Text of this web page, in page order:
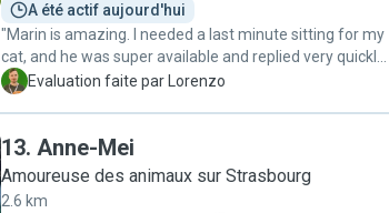
A été actif aujourd'hui
"Marin is amazing. I needed a last minute sitting for my
cat, and he was super available and replied very quickly.
He followed all of my instructions and sent me videos
L Evaluation faite par Lorenzo
13. Anne-Mei
Amoureuse des animaux sur Strasbourg
2.6 km